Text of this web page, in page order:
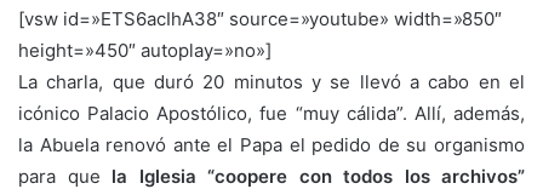
[vsw id=»ETS6acIhA38″ source=»youtube» width=»850″
height=»450″ autoplay=»no»]
La charla, que duró 20 minutos y se llevó a cabo en el
icónico Palacio Apostólico, fue “muy cálida”. Allí, además,
la Abuela renovó ante el Papa el pedido de su organismo
para que la Iglesia “coopere con todos los archivos”